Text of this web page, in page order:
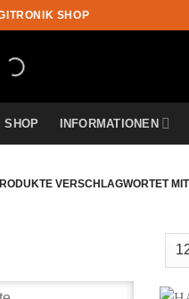
SHOP
SHOP INFORMATIONEN
VERSCHLAGWORTET